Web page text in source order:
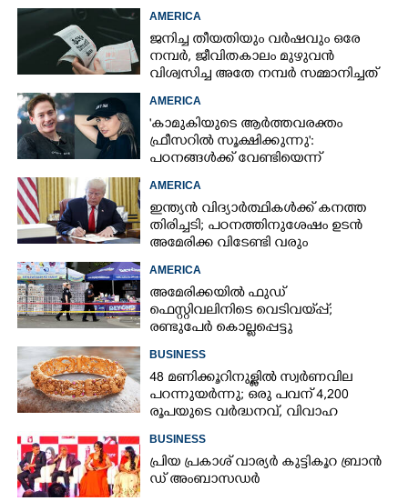
AMERICA
ജനിച്ച തീയതിയും വർഷവും ഒരേ
നമ്പർ, ജീവിതകാലം മുഴുവൻ
വിശ്വസിച്ച അതേ നമ്പർ സമ്മാനിച്ചത്
AMERICA
'കാമുകിയുടെ ആർത്തവരക്തം
ഫ്രീസറിൽ സൂക്ഷിക്കുന്നു':
പഠനങ്ങൾക്ക് വേണ്ടിയെന്ന്
ജോൺസന്റെ പോസ്റ്റ്
AMERICA
ഇന്ത്യൻ വിദ്യാർത്ഥികൾക്ക് കനത്ത
തിരിച്ചടി; പഠനത്തിനുശേഷം ഉടൻ
അമേരിക്ക വിടേണ്ടി വരും
AMERICA
അമേരിക്കയിൽ ഫുഡ്
ഫെസ്റ്റിവലിനിടെ വെടിവയ്‌പ്പ്;
രണ്ടുപേർ കൊല്ലപ്പെട്ടു
BUSINESS
48 മണിക്കൂറിനുള്ളിൽ സ്വർണവില
പറന്നുയർന്നു; ഒരു പവന് 4,200
രൂപയുടെ വർദ്ധനവ്, വിവാഹ
BUSINESS
പ്രി​യ​ ​പ്ര​കാ​ശ് ​വാ​ര്യർ കു​ട്ടി​കൂ​റ​ ​ ബ്രാ​ൻ​
ഡ് ​അം​ബാ​സ​ഡ​ർ